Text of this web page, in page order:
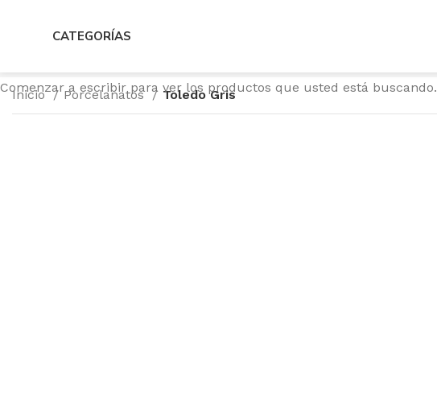
CATEGORÍAS
Inicio Porcelanatos Toledo Gris
Comenzar a escribir para ver los productos que usted está buscando.